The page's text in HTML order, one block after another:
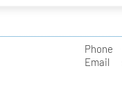
Phone
Email